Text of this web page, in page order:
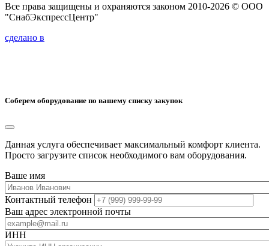
Все права защищены и охраняются законом 2010-2026 © ООО
"СнабЭкспрессЦентр"
сделано в
Соберем оборудование по вашему списку закупок
Данная услуга обеспечивает максимальный комфорт клиента.
Просто загрузите список необходимого вам оборудования.
Ваше имя
Контактный телефон
Ваш адрес электронной почты
ИНН